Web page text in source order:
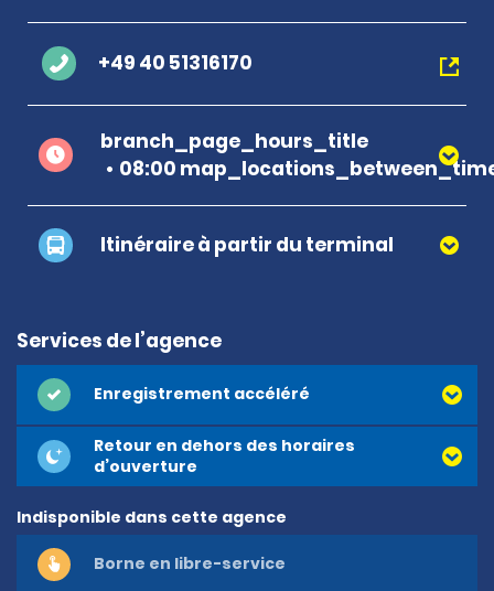
+49 40 51316170
branch_page_hours_title
08:00
Itinéraire à partir du terminal
Services de l’agence
Enregistrement accéléré
Retour en dehors des horaires
d’ouverture
Indisponible dans cette agence
Borne en libre-service